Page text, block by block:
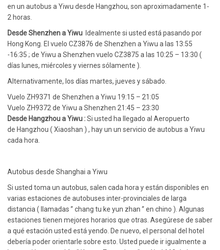
en un autobus a Yiwu desde Hangzhou, son aproximadamente 1-
2 horas.
Desde Shenzhen a Yiwu Idealmente si usted está pasando por
Hong Kong. El vuelo CZ3876 de Shenzhen a Yiwu a las 13:55
-16:35 ; de Yiwu a Shenzhen vuelo CZ3875 a las 10:25 – 13:30 (
días lunes, miércoles y viernes sólamente ).
Alternativamente, los días martes, jueves y sábado.
Vuelo ZH9371 de Shenzhen a Yiwu 19:15 – 21:05
Vuelo ZH9372 de Yiwu a Shenzhen 21:45 – 23:30
Desde Hangzhou a Yiwu :Si usted ha llegado al Aeropuerto
de Hangzhou ( Xiaoshan ) , hay un un servicio de autobus a Yiwu
cada hora.
Autobus desde Shanghai a Yiwu
Si usted toma un autobus, salen cada hora y están disponibles en
varias estaciones de autobuses inter-provinciales de larga
distancia ( llamadas ” chang tu ke yun zhan ” en chino ). Algunas
estaciones tienen mejores horarios que otras. Asegúrese de saber
a qué estación usted está yendo. De nuevo, el personal del hotel
debería poder orientarle sobre esto. Usted puede ir igualmente a